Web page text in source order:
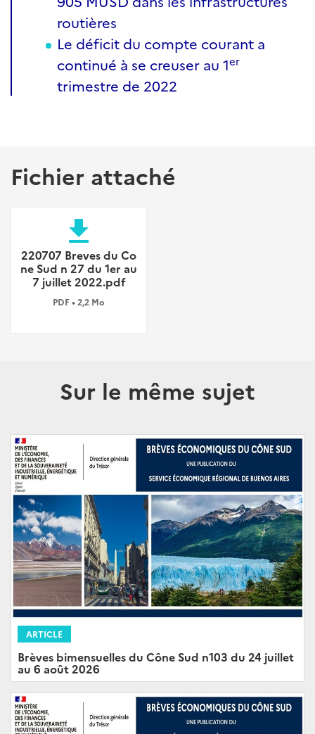
routières
Le déficit du compte courant a
continué à se creuser au 1er
trimestre de 2022
Fichier attaché
file_download
220707 Breves du Co
ne Sud n 27 du 1er au
7 juillet 2022.pdf
PDF • 2,2 Mo
Sur le même sujet
ARTICLE
Brèves bimensuelles du Cône Sud n103 du 24 juillet
au 6 août 2026